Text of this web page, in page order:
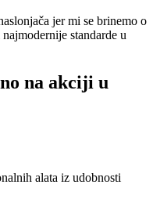
jer mi se brinemo o
standarde u
na akciji u
alata iz udobnosti